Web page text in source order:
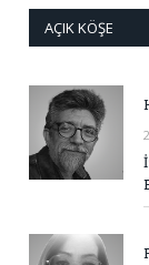
AÇIK KÖŞE